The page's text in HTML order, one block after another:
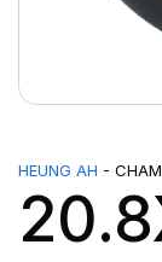
HEUNG AH -